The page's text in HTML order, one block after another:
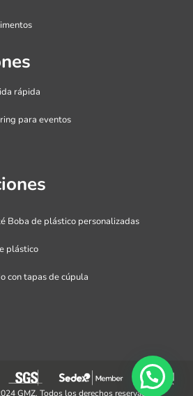
rápida
para eventos
Boba de plástico personalizadas
plástico
con tapas de cúpula
GMZ. Todos los derechos reservados.